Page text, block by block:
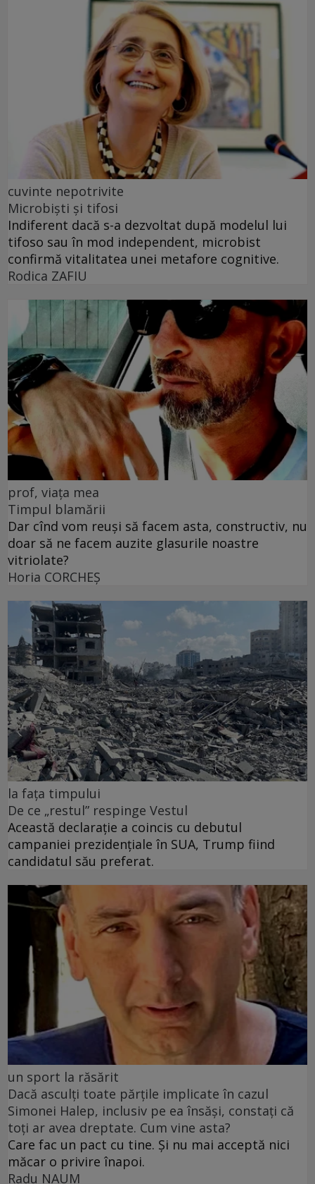
cuvinte nepotrivite
Microbiști și tifosi
Indiferent dacă s-a dezvoltat după modelul lui
tifoso sau în mod independent, microbist
confirmă vitalitatea unei metafore cognitive.
Rodica ZAFIU
prof, viața mea
Timpul blamării
Dar cînd vom reuși să facem asta, constructiv, nu
doar să ne facem auzite glasurile noastre
vitriolate?
Horia CORCHEŞ
la fața timpului
De ce „restul” respinge Vestul
Această declarație a coincis cu debutul
campaniei prezidențiale în SUA, Trump fiind
candidatul său preferat.
un sport la răsărit
Dacă asculți toate părțile implicate în cazul
Simonei Halep, inclusiv pe ea însăși, constați că
toți ar avea dreptate. Cum vine asta?
Care fac un pact cu tine. Și nu mai acceptă nici
măcar o privire înapoi.
Radu NAUM